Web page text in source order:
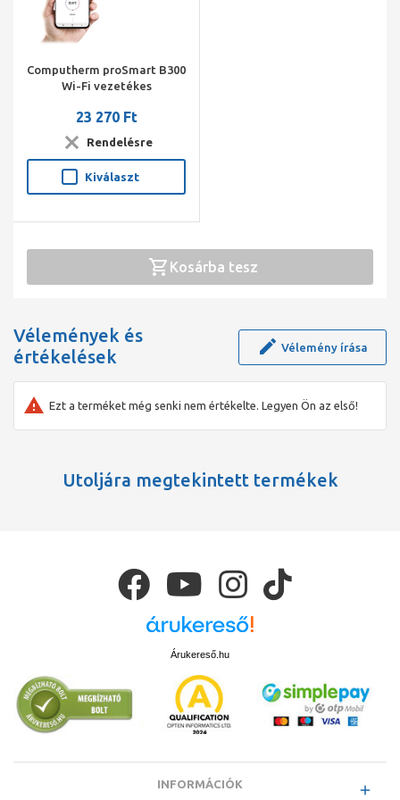
Computherm proSmart B300
Wi-Fi vezetékes
hőérzékelővel
23 270 Ft
Rendelésre
Kiválaszt
Kosárba tesz
Vélemények és
értékelések
Vélemény írása
Ezt a terméket még senki nem értékelte. Legyen Ön az első!
Utoljára megtekintett termékek
Árukereső.hu
INFORMÁCIÓK